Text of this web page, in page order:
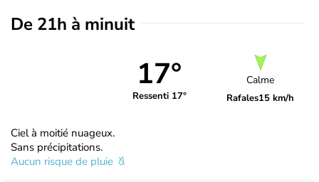
De 21h à minuit
17°
Ressenti 17°
Calme
Rafales15 km/h
Ciel à moitié nuageux.
Sans précipitations.
Aucun risque de pluie